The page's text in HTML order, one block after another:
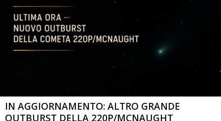
IN AGGIORNAMENTO: ALTRO GRANDE
OUTBURST DELLA 220P/MCNAUGHT